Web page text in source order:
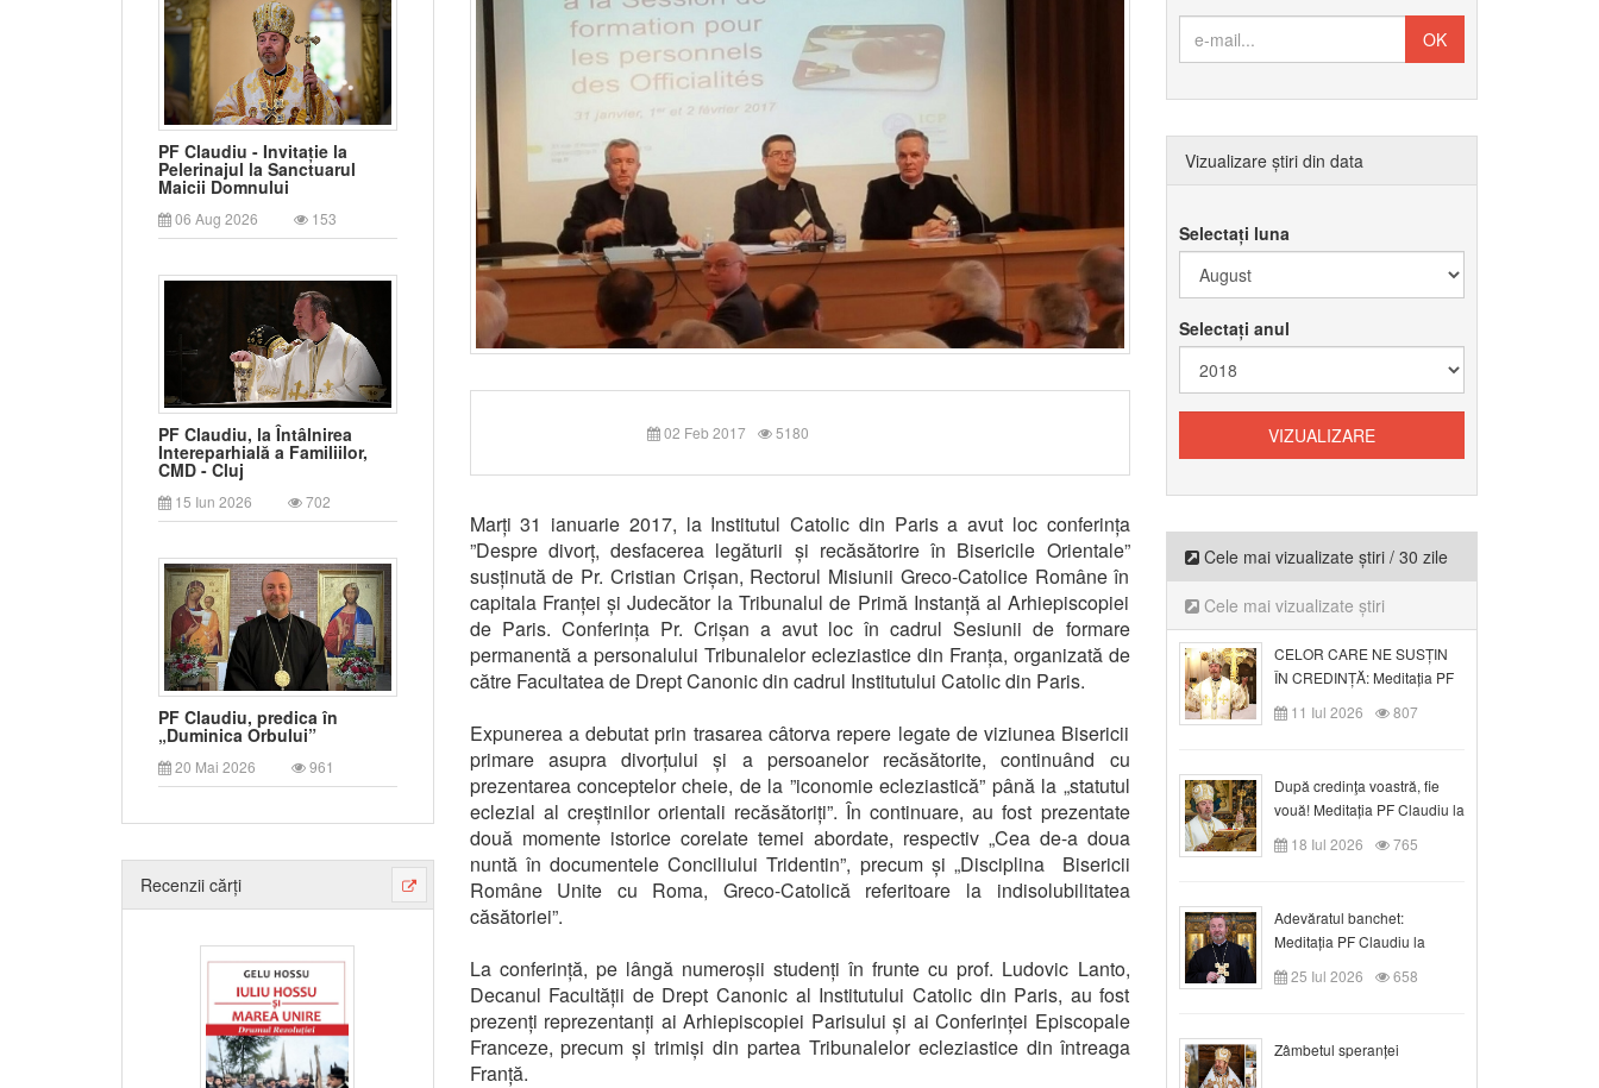
PF Claudiu - Invitație la
Pelerinajul la Sanctuarul
Maicii Domnului
06 Aug 2026 153
PF Claudiu, la Întâlnirea
Intereparhială a Familiilor,
CMD - Cluj
15 Iun 2026 702
PF Claudiu, predica în
„Duminica Orbului”
20 Mai 2026 961
Recenzii cărți
02 Feb 2017 5180
Marți 31 ianuarie 2017, la Institutul Catolic din Paris a avut loc conferința
”Despre divorț, desfacerea legăturii și recăsătorire în Bisericile Orientale”
susținută de Pr. Cristian Crișan, Rectorul Misiunii Greco-Catolice Române în
capitala Franței și Judecător la Tribunalul de Primă Instanță al Arhiepiscopiei
de Paris. Conferința Pr. Crișan a avut loc în cadrul Sesiunii de formare
permanentă a personalului Tribunalelor ecleziastice din Franța, organizată de
către Facultatea de Drept Canonic din cadrul Institutului Catolic din Paris.
Expunerea a debutat prin trasarea câtorva repere legate de viziunea Bisericii
primare asupra divorțului și a persoanelor recăsătorite, continuând cu
prezentarea conceptelor cheie, de la ”iconomie ecleziastică” până la „statutul
eclezial al creștinilor orientali recăsătoriți”. În continuare, au fost prezentate
două momente istorice corelate temei abordate, respectiv „Cea de-a doua
nuntă în documentele Conciliului Tridentin”, precum și „Disciplina Bisericii
Române Unite cu Roma, Greco-Catolică referitoare la indisolubilitatea
căsătoriei”.
La conferință, pe lângă numeroșii studenți în frunte cu prof. Ludovic Lanto,
Decanul Facultății de Drept Canonic al Institutului Catolic din Paris, au fost
prezenți reprezentanți ai Arhiepiscopiei Parisului și ai Conferinței Episcopale
Franceze, precum și trimiși din partea Tribunalelor ecleziastice din întreaga
Franță.
Vizualizare știri din data
Selectați luna
Selectați anul
Cele mai vizualizate știri / 30 zile
Cele mai vizualizate știri
CELOR CARE NE SUSȚIN
ÎN CREDINȚĂ: Meditația PF
Claudiu la Duminica a VI-a
după Rusalii
11 Iul 2026 807
După credinţa voastră, fie
vouă! Meditația PF Claudiu la
duminica a VII-a după Rusalii
18 Iul 2026 765
Adevăratul banchet:
Meditația PF Claudiu la
Duminica a VIII-a după
Rusalii
25 Iul 2026 658
Zâmbetul speranței